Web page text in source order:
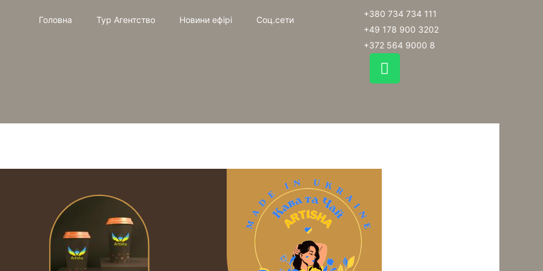
Головна Тур Агентство Новини ефірі Соц.сети
+380 734 734 111
+49 178 900 3202
+372 564 9000 8
W
h
s